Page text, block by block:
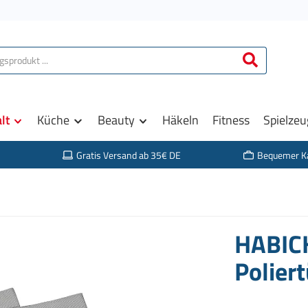
Küche Beauty Häkeln Fitness
Gratis Versand ab 35€ DE Bequemer